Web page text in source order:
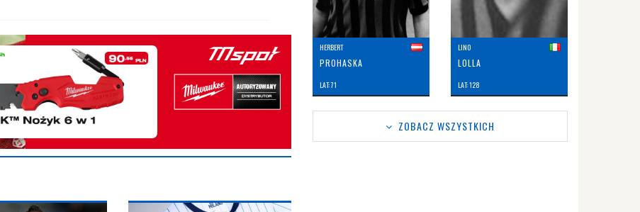
HERBERT
PROHASKA
LAT: 71
LINO
LOLLA
LAT: 128
ZOBACZ WSZYSTKICH